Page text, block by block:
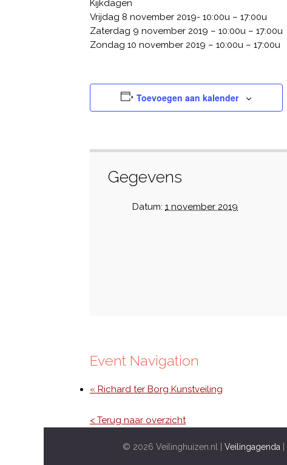
Kijkdagen
Vrijdag 8 november 2019- 10:00u – 17:00u
Zaterdag 9 november 2019 – 10:00u – 17:00u
Zondag 10 november 2019 – 10:00u – 17:00u
Toevoegen aan kalender
Gegevens
Datum: 1 november 2019
Event Navigation
« Richard ter Borg Kunstveiling
< Terug naar overzicht
© 2026 Veilinghuizen.nl | Veilingagenda